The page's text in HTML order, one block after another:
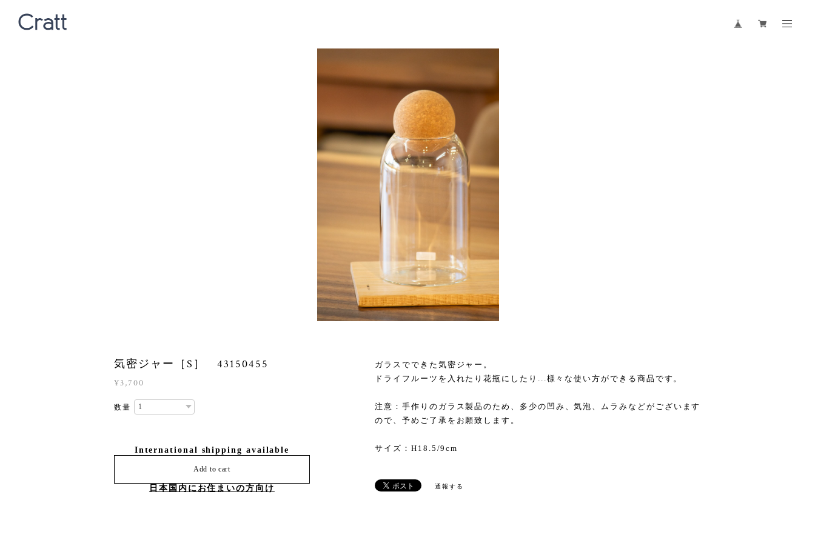
気密ジャー［S］ 43150455
¥3,700
数量
International shipping available
Add to cart
日本国内にお住まいの方向け
ガラスでできた気密ジャー。
ドライフルーツを入れたり花瓶にしたり...様々な使い方ができる商品です。
注意：手作りのガラス製品のため、多少の凹み、気泡、ムラみなどがございます
ので、予めご了承をお願致します。
サイズ：H18.5/9cm
通報する